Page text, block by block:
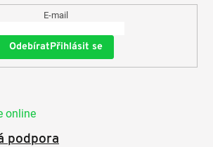
E-mail
Přihlásit se
online
podpora